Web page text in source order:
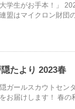
大学生がお手本！」
盟はマイクロン財団の
隠たより 2023春
ガールスカウトセン
お届けします！ 春の